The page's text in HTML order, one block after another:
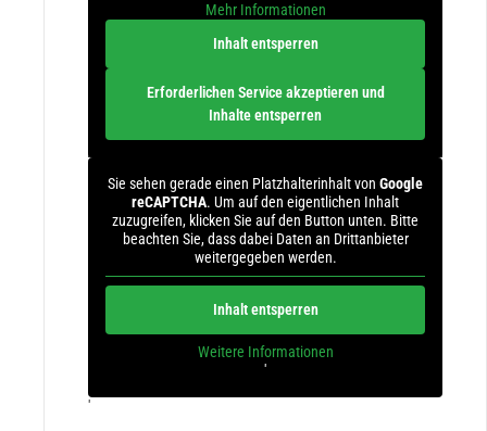
Mehr Informationen
Inhalt entsperren
Erforderlichen Service akzeptieren und
Inhalte entsperren
Sie sehen gerade einen Platzhalterinhalt von Google
reCAPTCHA. Um auf den eigentlichen Inhalt
zuzugreifen, klicken Sie auf den Button unten. Bitte
beachten Sie, dass dabei Daten an Drittanbieter
weitergegeben werden.
Inhalt entsperren
Weitere Informationen
'
'